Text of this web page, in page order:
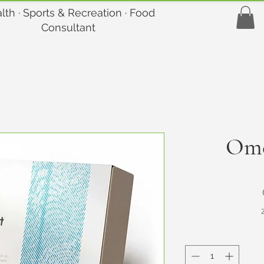
· Sports & Recreation · Food
Consultant